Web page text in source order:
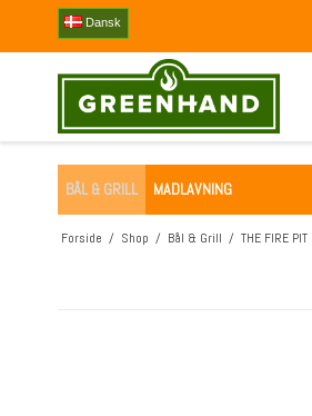
Dansk
BÅL & GRILL MADLAVNING
Forside / Shop / Bål & Grill / THE FIRE